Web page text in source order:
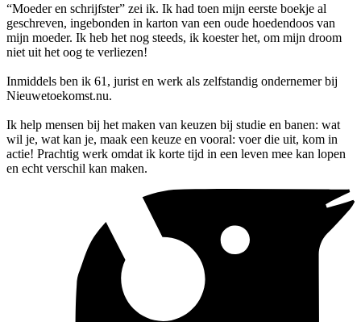
“Moeder en schrijfster” zei ik. Ik had toen mijn eerste boekje al
geschreven, ingebonden in karton van een oude hoedendoos van
mijn moeder. Ik heb het nog steeds, ik koester het, om mijn droom
niet uit het oog te verliezen!
Inmiddels ben ik 61, jurist en werk als zelfstandig ondernemer bij
Nieuwetoekomst.nu.
Ik help mensen bij het maken van keuzen bij studie en banen: wat
wil je, wat kan je, maak een keuze en vooral: voer die uit, kom in
actie! Prachtig werk omdat ik korte tijd in een leven mee kan lopen
en echt verschil kan maken.